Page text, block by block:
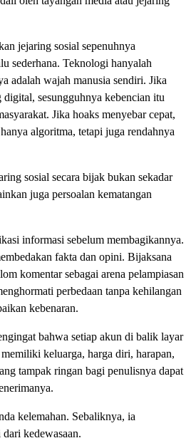
jejaring sosial sepenuhnya
sederhana. Teknologi hanyalah
adalah wajah manusia sendiri. Jika
sesungguhnya kebencian itu
Jika hoaks menyebar cepat,
algoritma, tetapi juga rendahnya
sosial secara bijak bukan sekadar
juga persoalan kematangan
informasi sebelum membagikannya.
fakta dan opini. Bijaksana
komentar sebagai arena pelampiasan
perbedaan tanpa kehilangan
kebenaran.
bahwa setiap akun di balik layar
keluarga, harga diri, harapan,
tampak ringan bagi penulisnya dapat
kelemahan. Sebaliknya, ia
kedewasaan.